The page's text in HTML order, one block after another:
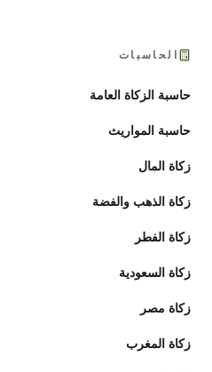
الحاسبات
حاسبة الزكاة العامة
حاسبة المواريث
زكاة المال
زكاة الذهب والفضة
زكاة الفطر
زكاة السعودية
زكاة مصر
زكاة المغرب